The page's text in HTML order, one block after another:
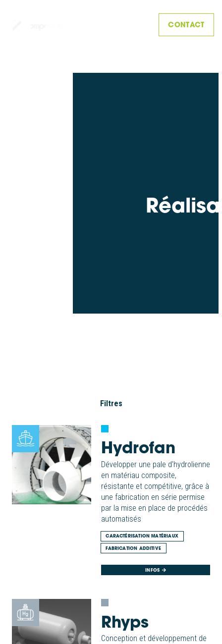
CONTACT
Filtres
Hydrofan
Développer une pale d’hydrolienne
en matériau composite,
résistante et compétitive, grâce à
une fabrication en série permise
par la mise en place de procédés
automatisés
CARACTÉRISATION MATÉRIAUX
FABRICATION ADDITIVE
INFOS
Rhyps
Conception et développement de